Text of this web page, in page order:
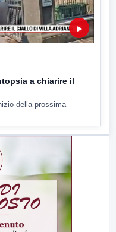
▶
a chiarire il
della prossima